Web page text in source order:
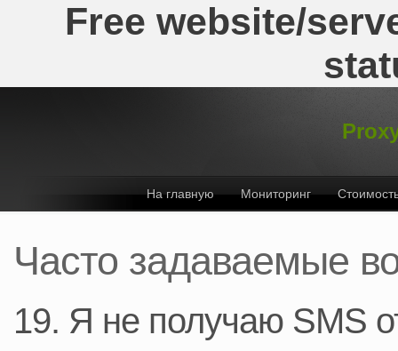
Free website/
На главную Мониторинг
Часто задаваемые
19. Я не получаю SMS